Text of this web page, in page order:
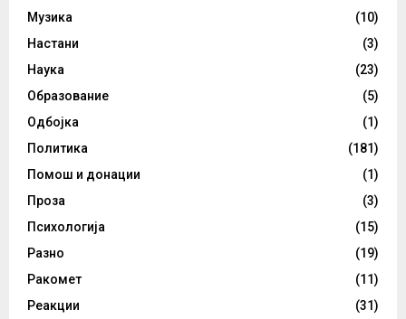
Музика
(10)
Настани
(3)
Наука
(23)
Образование
(5)
Одбојка
(1)
Политика
(181)
Помош и донации
(1)
Проза
(3)
Психологија
(15)
Разно
(19)
Ракомет
(11)
Реакции
(31)